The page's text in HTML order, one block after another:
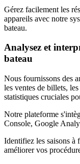
Gérez facilement les
appareils avec notre
bateau.
Analysez et
bateau
Nous fournissons des
les ventes de billets,
statistiques cruciales
Notre plateforme
Console, Google
Identifiez les saisons à
améliorer vos